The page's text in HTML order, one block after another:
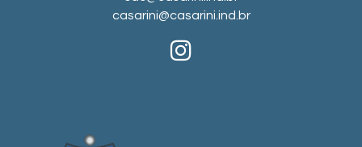
casarini@casarini.ind.br